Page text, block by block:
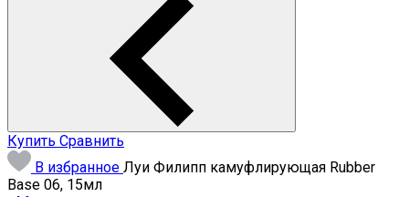
Купить Сравнить
В избранное Луи Филипп камуфлирующая Rubber
Base 06, 15мл